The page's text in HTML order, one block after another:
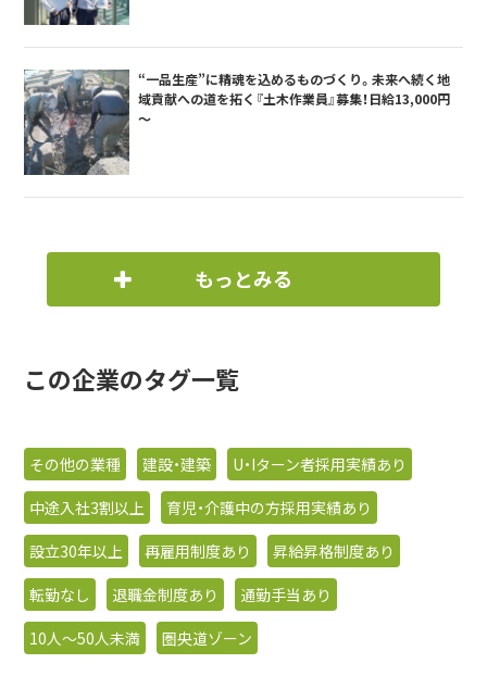
“一品生産”に精魂を込めるものづくり。未来へ続く地
域貢献への道を拓く『土木作業員』募集！日給13,000円
～
もっとみる
この企業のタグ一覧
その他の業種 建設・建築
U・Iターン者採用実績あり
中途入社3割以上
育児・介護中の方採用実績あり
設立30年以上
再雇用制度あり
昇給昇格制度あり
転勤なし
退職金制度あり
通勤手当あり
10人〜50人未満
圏央道ゾーン